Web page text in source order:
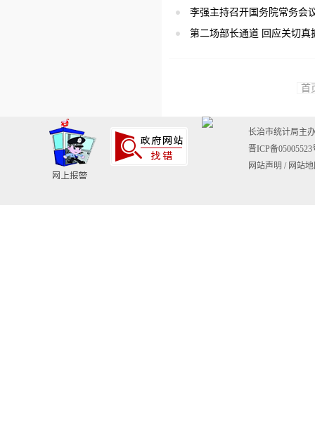
李强主持召开国务院常务会
第二场部长通道 回应关切真
首
长治市统计局主
晋ICP备05005523
网站声明 / 网站